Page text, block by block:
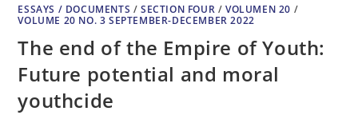
ESSAYS / DOCUMENTS /SECTION FOUR /VOLUMEN 20 /
VOLUME 20 NO. 3 SEPTEMBER-DECEMBER 2022
The end of the Empire of Youth:
Future potential and moral
youthcide